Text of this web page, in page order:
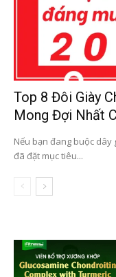
Top 8 Đôi Giày
Mong Đợi Nhất
Nếu bạn đang buộc dây
đã đặt mục tiêu...